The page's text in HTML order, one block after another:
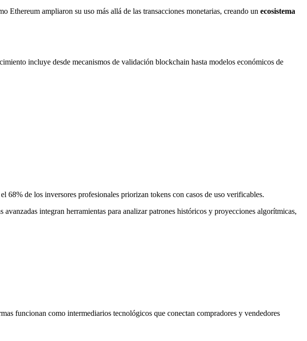
ampliaron su uso más allá de las transacciones monetarias, creando un ecosistema
incluye desde mecanismos de validación blockchain hasta modelos económicos de
el 68% de los inversores profesionales priorizan tokens con casos de uso verificables.
integran herramientas para analizar patrones históricos y proyecciones algorítmicas,
funcionan como intermediarios tecnológicos que conectan compradores y vendedores